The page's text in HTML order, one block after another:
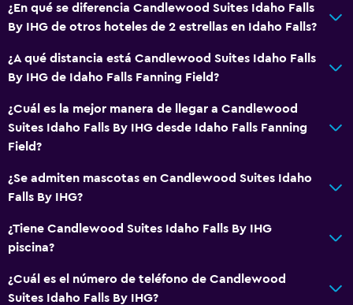
¿En qué se diferencia Candlewood Suites Idaho Falls
By IHG de otros hoteles de 2 estrellas en Idaho Falls?
¿A qué distancia está Candlewood Suites Idaho Falls
By IHG de Idaho Falls Fanning Field?
¿Cuál es la mejor manera de llegar a Candlewood
Suites Idaho Falls By IHG desde Idaho Falls Fanning
Field?
¿Se admiten mascotas en Candlewood Suites Idaho
Falls By IHG?
¿Tiene Candlewood Suites Idaho Falls By IHG
piscina?
¿Cuál es el número de teléfono de Candlewood
Suites Idaho Falls By IHG?